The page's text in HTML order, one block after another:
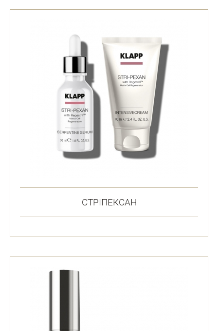
СТРІПЕКСАН